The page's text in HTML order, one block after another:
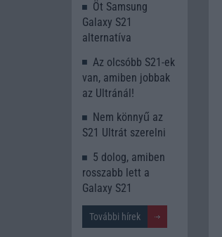
Öt Samsung
Galaxy S21
alternatíva
Az olcsóbb S21-ek
van, amiben jobbak
az Ultránál!
Nem könnyű az
S21 Ultrát szerelni
5 dolog, amiben
rosszabb lett a
Galaxy S21
További hírek